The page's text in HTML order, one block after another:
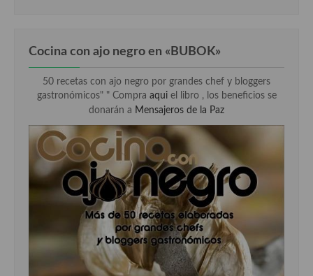
Cocina con ajo negro en «BUBOK»
50 recetas con ajo negro por grandes chef y bloggers
gastronómicos" " Compra aqui el libro , los beneficios se
donarán a Mensajeros de la Paz